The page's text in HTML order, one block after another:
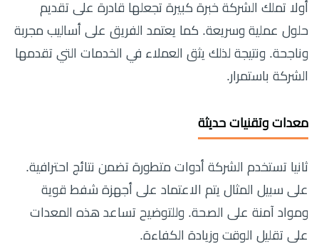
أولا تملك الشركة خبرة كبيرة تجعلها قادرة على تقديم
حلول عملية وسريعة. كما يعتمد الفريق على أساليب مجربة
وناجحة. ونتيجة لذلك يثق العملاء في الخدمات التي تقدمها
الشركة باستمرار.
معدات وتقنيات حديثة
ثانيا تستخدم الشركة أدوات متطورة تضمن نتائج احترافية.
على سبيل المثال يتم الاعتماد على أجهزة شفط قوية
ومواد آمنة على الصحة. وللتوضيح تساعد هذه المعدات
على تقليل الوقت وزيادة الكفاءة.